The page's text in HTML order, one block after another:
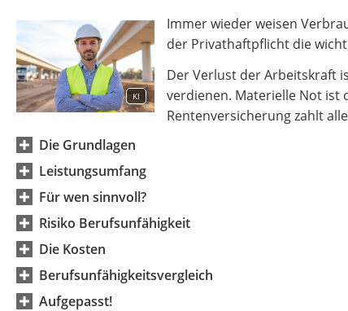
KI
Immer wieder weisen
der Privathaftpflicht die
Der Verlust der Arbeitskraft
verdienen. Materielle Not ist
Rentenversicherung zahlt
Die Grundlagen
Leistungsumfang
Für wen sinnvoll?
Risiko Berufsunfähigkeit
Die Kosten
Berufsunfähigkeitsvergleich
Aufgepasst!